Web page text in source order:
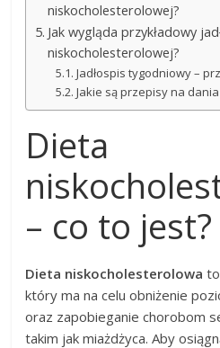
niskocholesterolowej?
Jak wygląda przykładowy
niskocholesterolowej?
Jadłospis tygodniowy –
Jakie są przepisy na
Dieta
– co to jest?
Dieta niskocholesterolowa
który ma na celu obniżenie
oraz zapobieganie chorobom
takim jak miażdżyca. Aby